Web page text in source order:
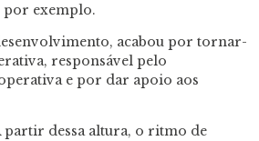
por exemplo.
acabou por tornar-
responsável pelo
e por dar apoio aos
partir dessa altura, o ritmo de